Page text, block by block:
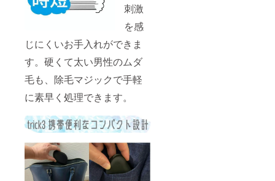
刺激
を感
じにくいお手入れができま
す。硬くて太い男性のムダ
毛も、除毛マジックで手軽
に素早く処理できます。